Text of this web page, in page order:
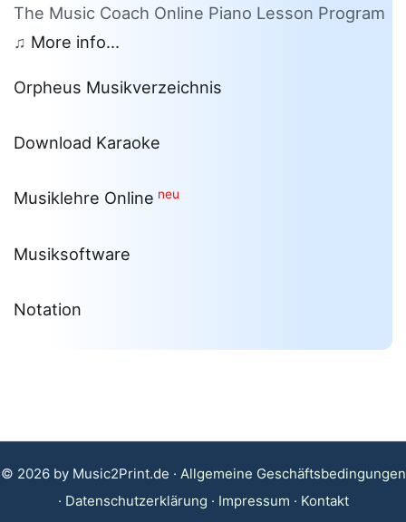
The Music Coach Online Piano Lesson Program
♫ More info...
Orpheus Musikverzeichnis
Download Karaoke
Musiklehre Online neu
Musiksoftware
Notation
© 2026 by Music2Print.de · Allgemeine Geschäftsbedingungen
· Datenschutzerklärung · Impressum · Kontakt